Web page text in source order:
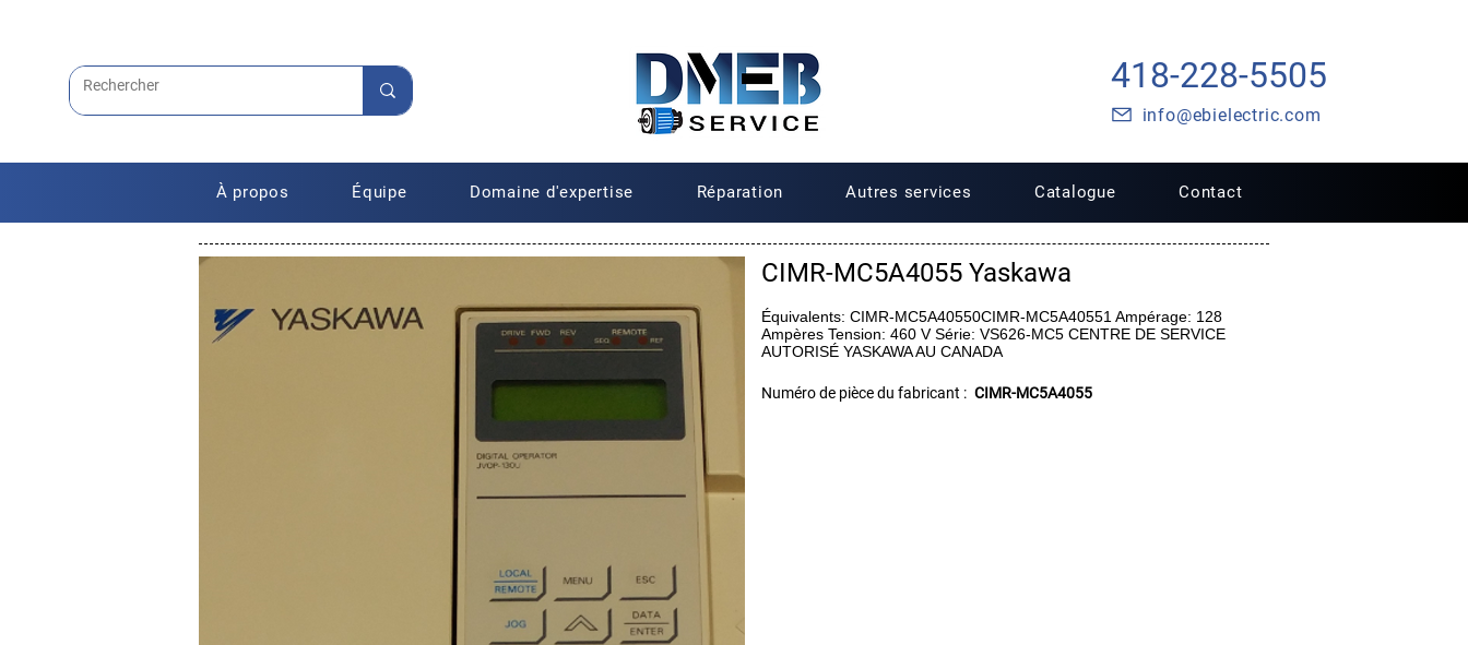
418-228-5505
info@ebielectric.com
À propos Équipe Domaine d'expertise Réparation Autres services Catalogue Contact
CIMR-MC5A4055 Yaskawa
Équivalents: CIMR-MC5A40550CIMR-MC5A40551 Ampérage: 128
Ampères Tension: 460 V Série: VS626-MC5 CENTRE DE SERVICE
AUTORISÉ YASKAWA AU CANADA
Numéro de pièce du fabricant : CIMR-MC5A4055